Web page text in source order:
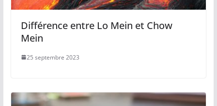
Différence entre Lo Mein et Chow
Mein
25 septembre 2023